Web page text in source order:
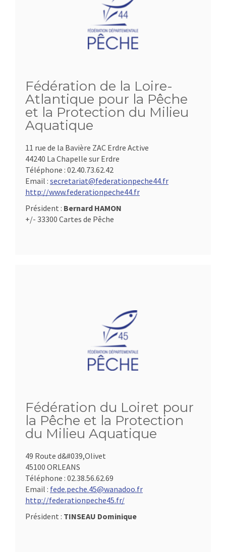
Fédération de la Loire-
Atlantique pour la Pêche
et la Protection du Milieu
Aquatique
11 rue de la Bavière ZAC Erdre Active
44240 La Chapelle sur Erdre
Téléphone : 02.40.73.62.42
Email : secretariat@federationpeche44.fr
http://www.federationpeche44.fr
Président : Bernard HAMON
+/- 33300 Cartes de Pêche
Fédération du Loiret pour
la Pêche et la Protection
du Milieu Aquatique
49 Route d&#039,Olivet
45100 ORLEANS
Téléphone : 02.38.56.62.69
Email : fede.peche.45@wanadoo.fr
http://federationpeche45.fr/
Président : TINSEAU Dominique